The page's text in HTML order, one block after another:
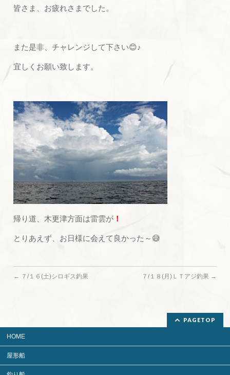
皆さま、お疲れさまでした。
また是非、チャレンジして下さい😊♪
宜しくお願い致します。
帰り道、木更津方面は雷雲が ！
とりあえず、お日様に会えて良かった～😅
← ７/１６(土)シロギス釣果 ７/１８(月)ＬＴアジ釣果 →
PAGETOP
HOME
屋形船